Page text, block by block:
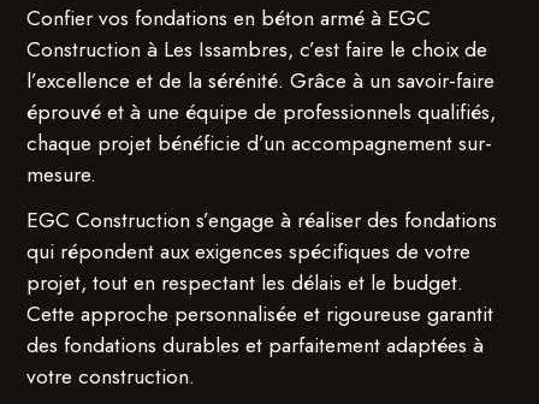
Confier vos fondations en béton armé à EGC
Construction à Les Issambres, c’est faire le choix de
l’excellence et de la sérénité. Grâce à un savoir-faire
éprouvé et à une équipe de professionnels qualifiés,
chaque projet bénéficie d’un accompagnement sur-
mesure.
EGC Construction s’engage à réaliser des fondations
qui répondent aux exigences spécifiques de votre
projet, tout en respectant les délais et le budget.
Cette approche personnalisée et rigoureuse garantit
des fondations durables et parfaitement adaptées à
votre construction.